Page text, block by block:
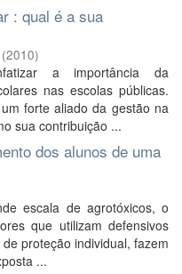
: qual é a sua
(2010)
a importância da
nas escolas públicas.
forte aliado da gestão na
sua contribuição ...
dos alunos de uma
escala de agrotóxicos, o
que utilizam defensivos
proteção individual, fazem
...